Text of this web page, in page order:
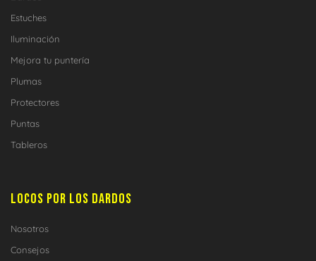
Estuches
Iluminación
Mejora tu puntería
Plumas
Protectores
Puntas
Tableros
LOCOS POR LOS DARDOS
Nosotros
Consejos